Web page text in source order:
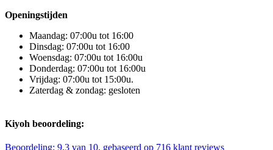
Openingstijden
Maandag: 07:00u tot 16:00
Dinsdag: 07:00u tot 16:00
Woensdag: 07:00u tot 16:00u
Donderdag: 07:00u tot 16:00u
Vrijdag: 07:00u tot 15:00u.
Zaterdag & zondag: gesloten
Kiyoh beoordeling:
Beoordeling: 9.3 van 10, gebaseerd op 716 klant reviews